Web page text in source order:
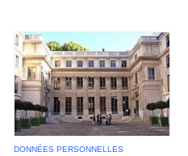
DONNÉES PERSONNELLES